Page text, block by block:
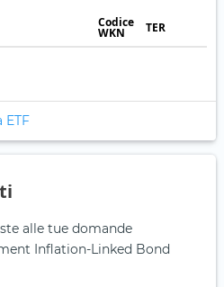
Codice
WKN TER
alle tue domande
Inflation-Linked Bond